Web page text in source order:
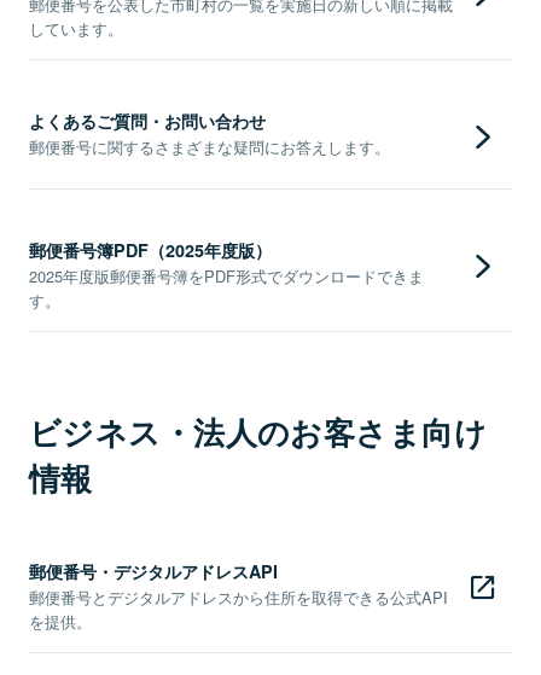
郵便番号を公表した市町村の一覧を実施日の新しい順に掲載
しています。
よくあるご質問・お問い合わせ
郵便番号に関するさまざまな疑問にお答えします。
郵便番号簿PDF（2025年度版）
2025年度版郵便番号簿をPDF形式でダウンロードできま
す。
ビジネス・法人のお客さま向け
情報
郵便番号・デジタルアドレスAPI
郵便番号とデジタルアドレスから住所を取得できる公式API
を提供。